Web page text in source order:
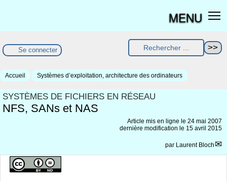
MENU
Se connecter
Accueil Systèmes d’exploitation, architecture des ordinateurs
SYSTÈMES DE FICHIERS EN RÉSEAU
NFS, SANs et NAS
Article mis en ligne le 24 mai 2007
dernière modification le 15 avril 2015
par Laurent Bloch